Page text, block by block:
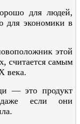
для людей,
для экономики в
этой
считается самым
века.
— это продукт
даже если они